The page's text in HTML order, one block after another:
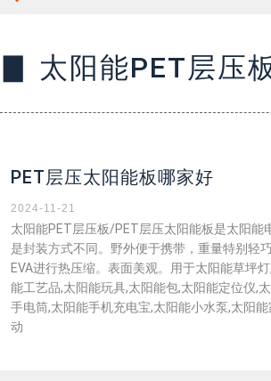
▊ 太阳能PET层压
PET层压太阳能板哪家好
2024-11-21
太阳能PET层压板/PET层压太阳能板是太阳能
是封装方式不同。野外便于携带，重量特别轻
EVA进行热压缩。表面美观。用于太阳能草坪
能工艺品,太阳能玩具,太阳能包,太阳能定位仪,
手电筒,太阳能手机充电宝,太阳能小水泵,太阳
动